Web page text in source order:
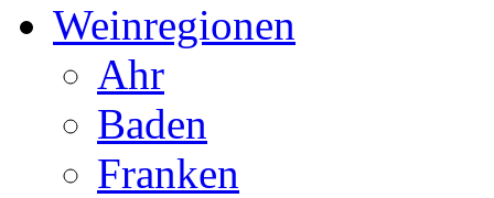
Weinregionen
Ahr
Baden
Franken